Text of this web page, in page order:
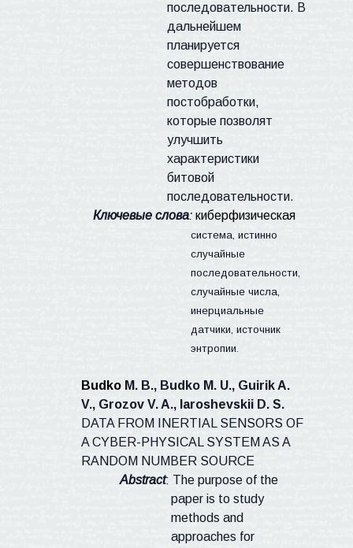
последовательности. В
дальнейшем
планируется
совершенствование
методов
постобработки,
которые позволят
улучшить
характеристики
битовой
последовательности.
Ключевые слова:киберфизическая
система, истинно
случайные
последовательности,
случайные числа,
инерциальные
датчики, источник
энтропии.
BudkoM. B., Budko M. U., Guirik A.
V., Grozov V. A., Iaroshevskii D. S.
DATA FROM INERTIAL SENSORS OF
A CYBER-PHYSICAL SYSTEM AS A
RANDOM NUMBER SOURCE
Abstract: The purpose of the
paper is to study
methods and
approaches for